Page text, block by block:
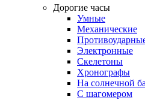
Дорогие часы
Умные
Механические
Электронные
Скелетоны
Хронографы
На солнечной
С шагомером